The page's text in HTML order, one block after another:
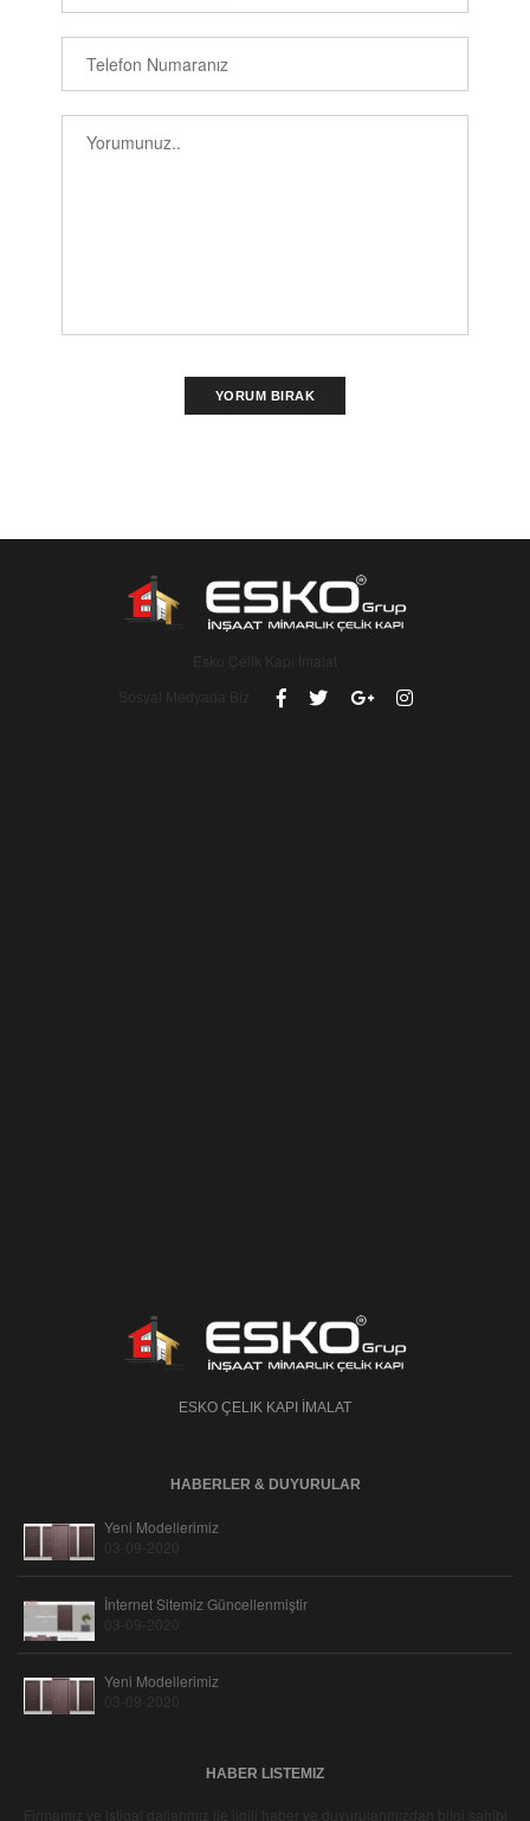
YORUM BIRAK
ESKO ÇELIK KAPI İMALAT
HABERLER & DUYURULAR
Yeni Modellerimiz
İnternet Sitemiz Güncellenmiştir
Yeni Modellerimiz
HABER LISTEMIZ